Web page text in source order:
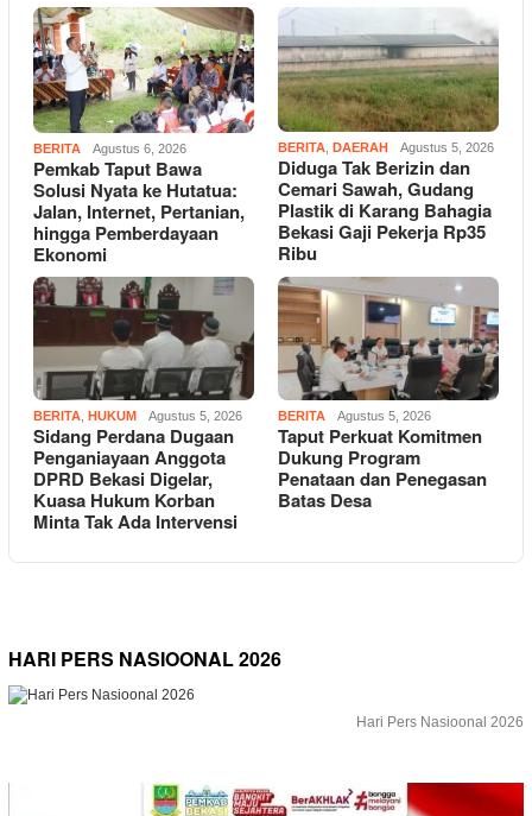
BERITA Agustus 6, 2026
Pemkab Taput Bawa
Solusi Nyata ke Hutatua:
Jalan, Internet, Pertanian,
hingga Pemberdayaan
Ekonomi
BERITA DAERAH Agustus 5, 2026
Diduga Tak Berizin dan
Cemari Sawah, Gudang
Plastik di Karang Bahagia
Bekasi Gaji Pekerja Rp35
Ribu
BERITA HUKUM Agustus 5, 2026
Sidang Perdana Dugaan
Penganiayaan Anggota
DPRD Bekasi Digelar,
Kuasa Hukum Korban
Minta Tak Ada Intervensi
BERITA Agustus 5, 2026
Taput Perkuat Komitmen
Dukung Program
Penataan dan Penegasan
Batas Desa
HARI PERS NASIOONAL 2026
Hari Pers Nasioonal 2026